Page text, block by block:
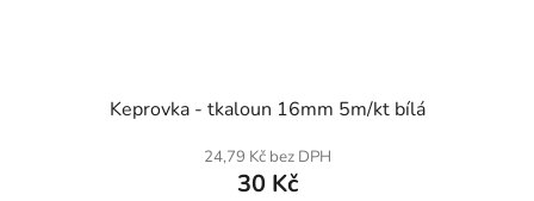
Keprovka - tkaloun 16mm 5m/kt bílá
24,79 Kč bez DPH
30 Kč